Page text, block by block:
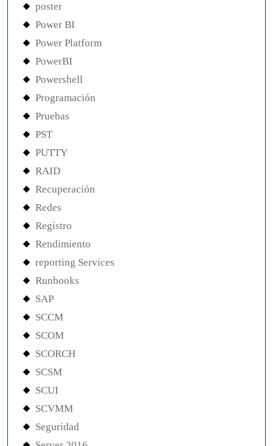
poster
Power BI
Power Platform
PowerBI
Powershell
Programación
Pruebas
PST
PUTTY
RAID
Recuperación
Redes
Registro
Rendimiento
reporting Services
Runbooks
SAP
SCCM
SCOM
SCORCH
SCSM
SCUI
SCVMM
Seguridad